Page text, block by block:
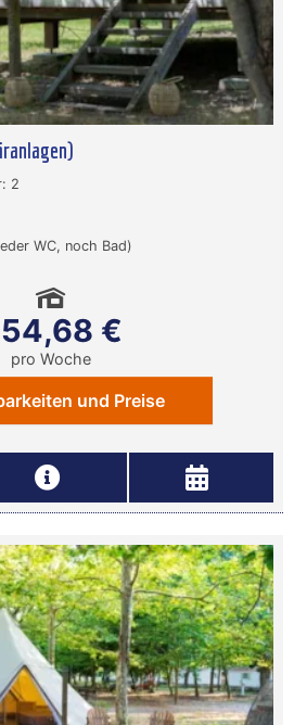
2
WC, noch Bad)
€
pro Woche
und Preise